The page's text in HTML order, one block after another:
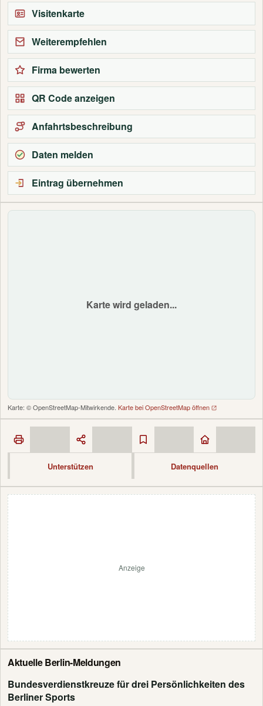
Visitenkarte
Weiterempfehlen
Firma bewerten
QR Code anzeigen
Anfahrtsbeschreibung
Daten melden
Eintrag übernehmen
Karte wird geladen...
Karte: © OpenStreetMap-Mitwirkende. Karte bei OpenStreetMap öffnen
Unterstützen Datenquellen
Anzeige
Aktuelle Berlin-Meldungen
Bundesverdienstkreuze für drei Persönlichkeiten des
Berliner Sports